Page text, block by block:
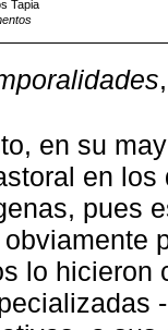
Tapia
en su
en
pues
lo hicieron